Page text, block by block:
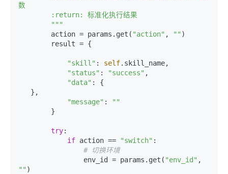
数
        """
        action = params.get(
"action" , "" )
"skill" : self.skill_name,
"status" : "success" ,
"data" : {
"message" :
""
try:
if action == "switch" :
# 切换环境
                env_id = params.get(
"env_id"
"" )